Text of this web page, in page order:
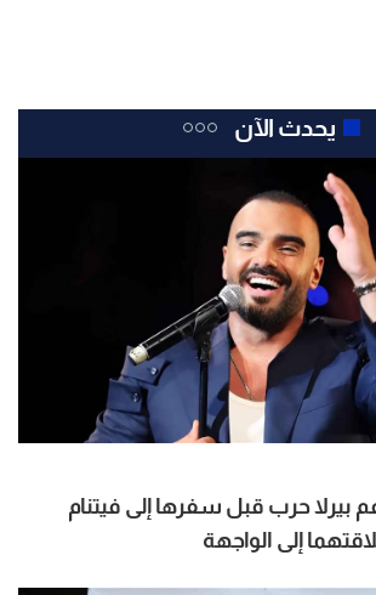
يحدث الآن
بيرلا حرب قبل سفرها إلى فيتنام
إلى الواجهة